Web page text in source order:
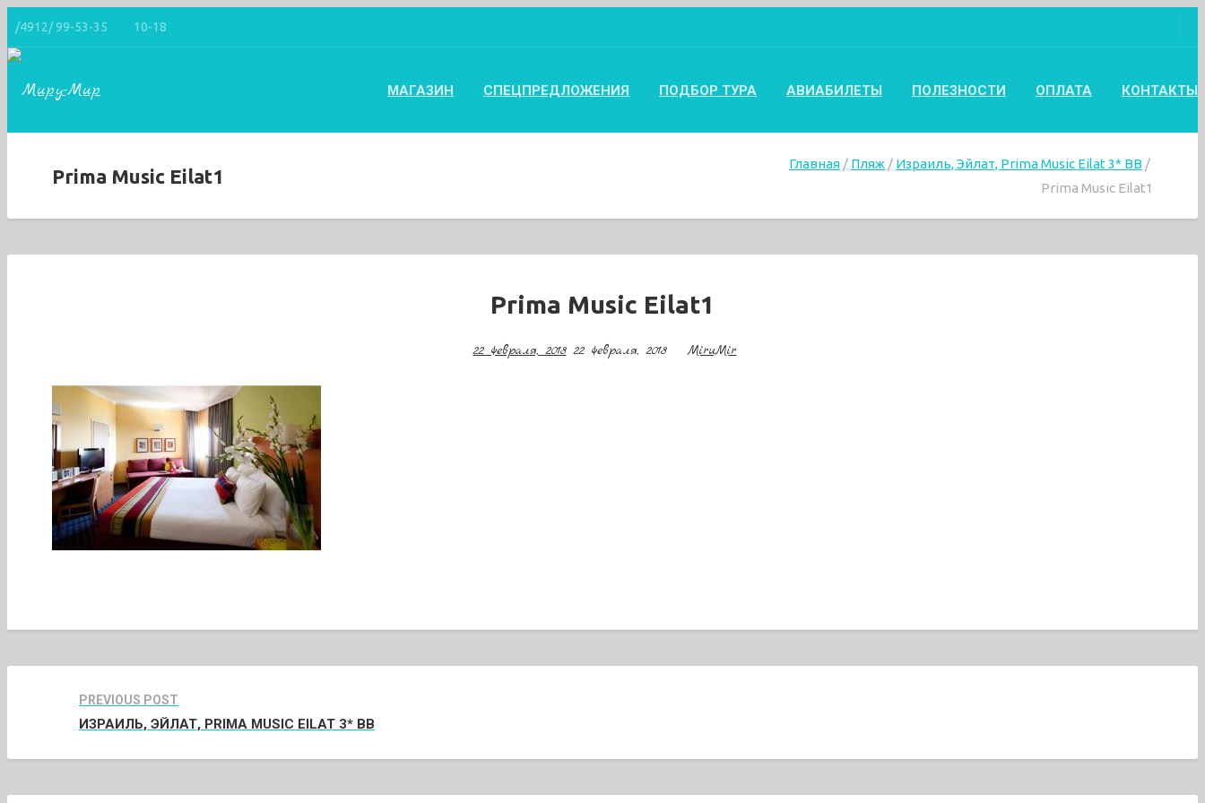
/4912/ 99-53-35 10-18
МАГАЗИН СПЕЦПРЕДЛОЖЕНИЯ ПОДБОР ТУРА АВИАБИЛЕТЫ ПОЛЕЗНОСТИ ОПЛАТА КОНТАКТЫ
Prima Music Eilat1
Главная Пляж
Израиль, Эйлат, Prima Music Eilat 3* BB
Prima Music Eilat1
Prima Music Eilat1
22 февраля, 2018 22 февраля, 2018 MiruMir
PREVIOUS POST
ИЗРАИЛЬ, ЭЙЛАТ, PRIMA MUSIC EILAT 3* BB